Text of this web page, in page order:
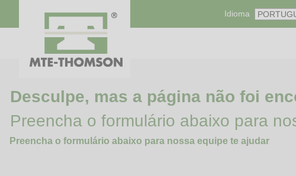
Idioma
Desculpe, mas a página não foi
Preencha o formulário abaixo para
Preencha o formulário abaixo para nossa equipe te ajudar